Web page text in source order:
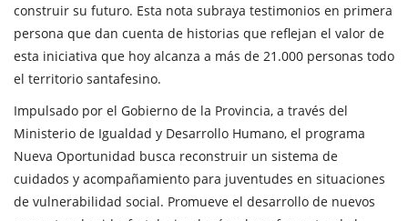
construir su futuro. Esta nota subraya testimonios en primera
persona que dan cuenta de historias que reflejan el valor de
esta iniciativa que hoy alcanza a más de 21.000 personas todo
el territorio santafesino.
Impulsado por el Gobierno de la Provincia, a través del
Ministerio de Igualdad y Desarrollo Humano, el programa
Nueva Oportunidad busca reconstruir un sistema de
cuidados y acompañamiento para juventudes en situaciones
de vulnerabilidad social. Promueve el desarrollo de nuevos